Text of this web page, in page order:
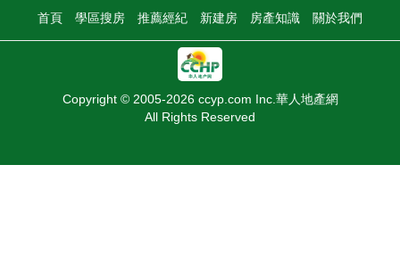
首頁 學區搜房 推薦經紀 新建房 房產知識 關於我們
Copyright © 2005-2026 ccyp.com Inc.華人地產網
All Rights Reserved